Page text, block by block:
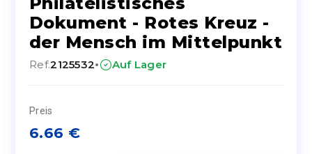
Dokument - Rotes Kreuz -
der Mensch im Mittelpunkt
Ref.2125532· Auf Lager
Preis
6.66 €